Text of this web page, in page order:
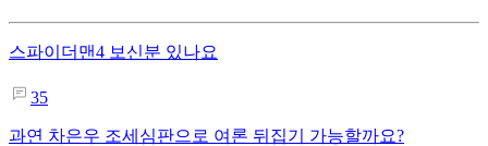
스파이더맨4 보신분 있나요
35
과연 차은우 조세심판으로 여론 뒤집기 가능할까요?